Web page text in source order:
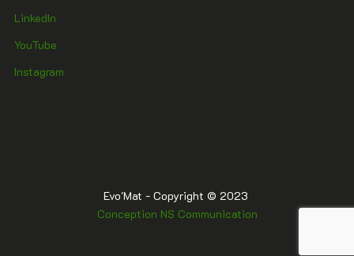
LinkedIn
YouTube
Instagram
Evo'Mat - Copyright © 2023
Conception NS Communication